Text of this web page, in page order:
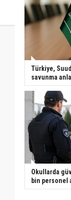
Türkiye,
savunma
Okullarda
bin personel